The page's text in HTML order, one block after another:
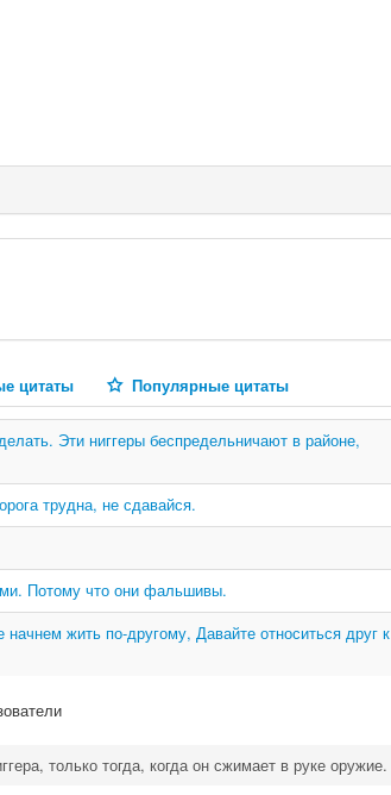
цитаты Популярные цитаты
Эти ниггеры беспредельничают в районе,
трудна, не сдавайся.
Потому что они фальшивы.
жить по-другому, Давайте относиться друг к
только тогда, когда он сжимает в руке оружие.